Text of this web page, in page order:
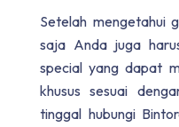
Setelah mengetahui
saja Anda juga
special yang dapat
khusus sesuai
tinggal hubungi